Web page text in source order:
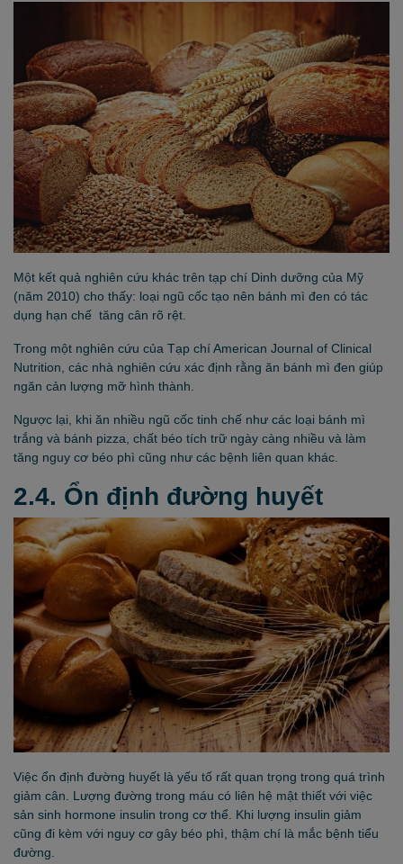
Một kết quả nghiên cứu khác trên tạp chí Dinh dưỡng của Mỹ
(năm 2010) cho thấy: loại ngũ cốc tạo nên bánh mì đen có tác
dụng hạn chế tăng cân rõ rệt.
Trong một nghiên cứu của Tạp chí American Journal of Clinical
Nutrition, các nhà nghiên cứu xác định rằng ăn bánh mì đen giúp
ngăn cản lượng mỡ hình thành.
Ngược lại, khi ăn nhiều ngũ cốc tinh chế như các loại bánh mì
trắng và bánh pizza, chất béo tích trữ ngày càng nhiều và làm
tăng nguy cơ béo phì cũng như các bệnh liên quan khác.
2.4. Ổn định đường huyết
Việc ổn định đường huyết là yếu tố rất quan trọng trong quá trình
giảm cân. Lượng đường trong máu có liên hệ mật thiết với việc
sản sinh hormone insulin trong cơ thể. Khi lượng insulin giảm
cũng đi kèm với nguy cơ gây béo phì, thậm chí là mắc bệnh tiểu
đường.